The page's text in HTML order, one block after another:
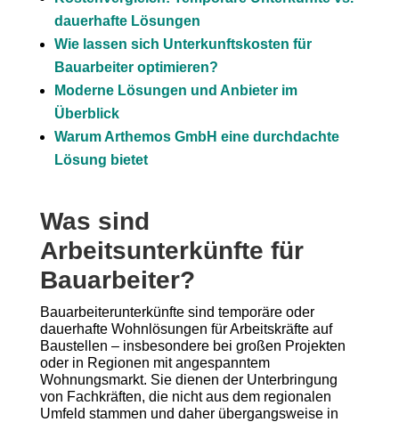
dauerhafte Lösungen
Wie lassen sich Unterkunftskosten für
Bauarbeiter optimieren?
Moderne Lösungen und Anbieter im
Überblick
Warum Arthemos GmbH eine durchdachte
Lösung bietet
Was sind
Arbeitsunterkünfte für
Bauarbeiter?
Bauarbeiterunterkünfte sind temporäre oder
dauerhafte Wohnlösungen für Arbeitskräfte auf
Baustellen – insbesondere bei großen Projekten
oder in Regionen mit angespanntem
Wohnungsmarkt. Sie dienen der Unterbringung
von Fachkräften, die nicht aus dem regionalen
Umfeld stammen und daher übergangsweise in